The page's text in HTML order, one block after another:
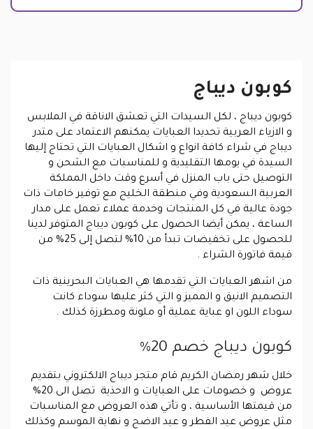
كوبون ديباج
كوبون ديباج ، لكل السيدات التي تعشق الاناقة في الملابس
و الازياء العربية تحديدا العبايات يمكنهم الاعتماد على متدر
ديباج في شراء كافة انواع و اشكال العبايات التي تحتاج إليها
السيدة في يومها التقليدية و للمناسبات مع الشحن و
التوصيل حتى باب المنزل في أسرع وقت داخل المملكة
العربية السعودية وفي منطقة الخليج مع توفير خامات ذات
جودة عالية في كل المنتجات وخدمة عملاء تعمل على مدار
الساعة ، يمكن أيضا الحصول على كوبون ديباج المتوفر لدينا
للحصول على تخفيضات تبدأ من 10% لتصل إلى 25% من
قيمة فاتورة الشراء .
من اشهر العبايات التي تقدمها هي العبايات البحرينية ذات
التصميم الانيق و المميز و التي كثر عليها سوداء كانت
سوداء اللون او عباية عملية أو ملونة ومطرزة كذلك .
كوبون ديباج خصم 20%
خلال شهر رمضان الكريم قام متجر ديباج الالكتروني بتقديم
عروض و خصومات على العبايات و الاحذية تصل الى 20%
من قيمتها الأساسية ، و تأتي هذه العروض مع المناسبات
مثل عروض عيد الفطر و عيد الاضح و نهاية الموسم وكذلك